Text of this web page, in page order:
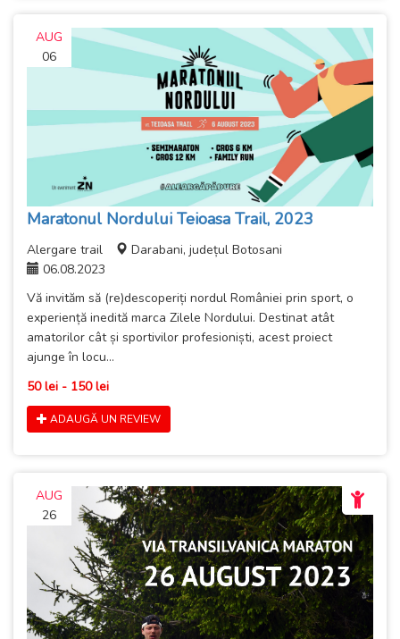
AUG
06
Maratonul Nordului Teioasa Trail, 2023
Alergare trail
Darabani, județul Botosani
06.08.2023
Vă invităm să (re)descoperiți nordul României prin sport, o
experiență inedită marca Zilele Nordului. Destinat atât
amatorilor cât și sportivilor profesioniști, acest proiect
ajunge în locu...
50 lei - 150 lei
ADAUGĂ UN REVIEW
AUG
26